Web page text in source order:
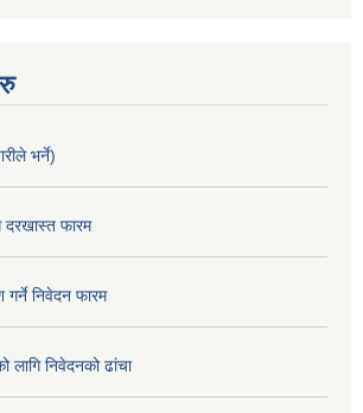
भर्ने)
दरखास्त फारम
गर्ने निवेदन फारम
लागि निवेदनको ढांचा